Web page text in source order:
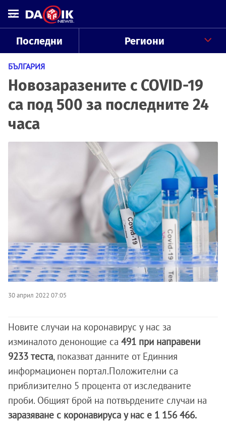
Последни Региони
БЪЛГАРИЯ
Новозаразените с COVID-19
са под 500 за последните 24
часа
30 април 2022 07:05
Новите случаи на коронавирус у нас за
изминалото денонощие са 491 при направени
9233 теста, показват данните от Единния
информационен портал.Положителни са
приблизително 5 процента от изследваните
проби. Общият брой на потвърдените случаи на
заразяване с коронавируса у нас е 1 156 466.